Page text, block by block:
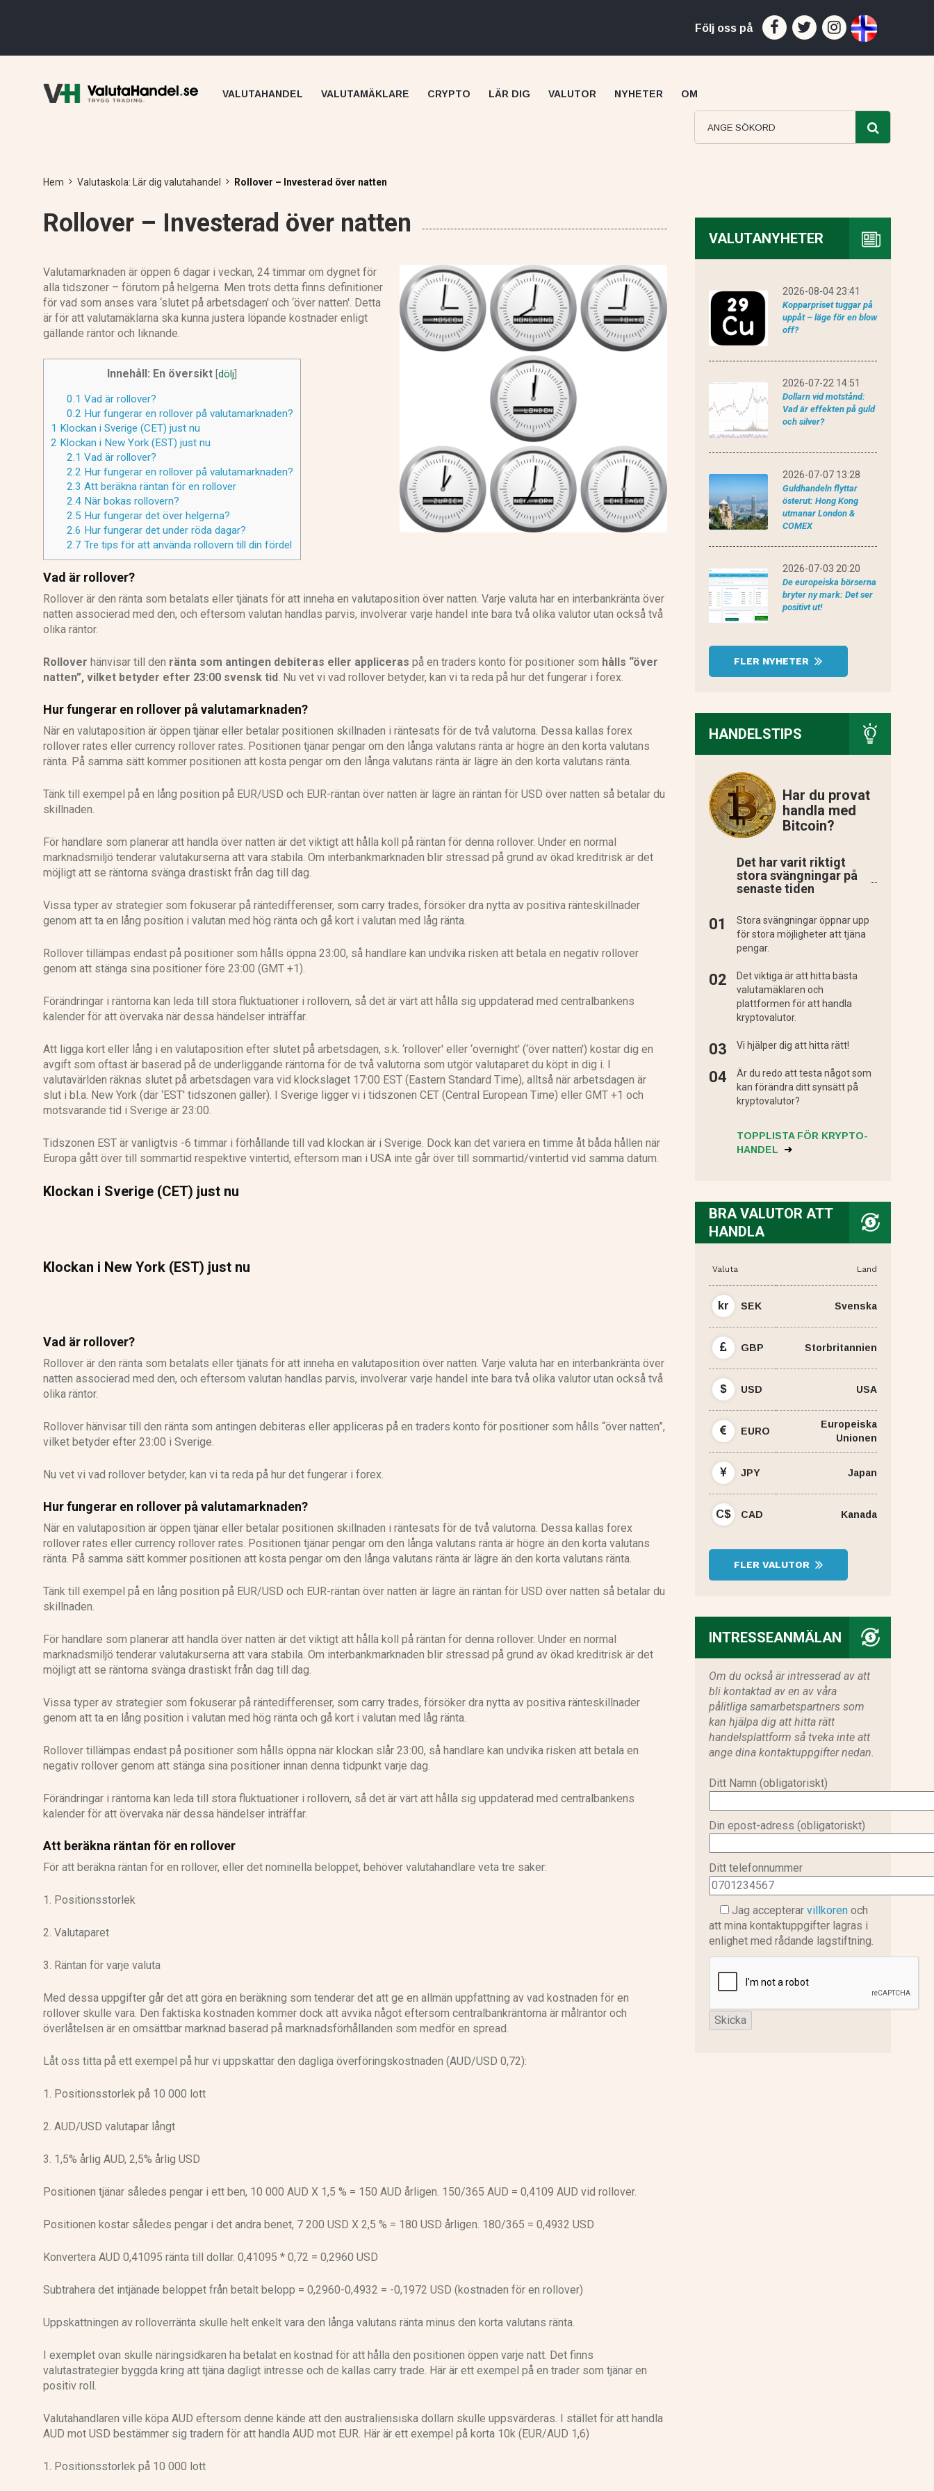
Följ oss på
VALUTAHANDEL VALUTAMÄKLARE
eToro recension CMC Markets recension
IG recension Plus 500 recension
CRYPTO LÄR DIG VALUTOR NYHETER OM
Hem Valutaskola: Lär dig valutahandel Rollover – Investerad över natten
Rollover – Investerad över natten
Valutamarknaden är öppen 6 dagar i veckan, 24 timmar om dygnet för
alla tidszoner – förutom på helgerna. Men trots detta finns definitioner
för vad som anses vara ‘slutet på arbetsdagen' och ‘över natten'. Detta
är för att valutamäklarna ska kunna justera löpande kostnader enligt
gällande räntor och liknande.
Innehåll: En översikt dölj
0.1 Vad är rollover?
0.2 Hur fungerar en rollover på valutamarknaden?
1 Klockan i Sverige (CET) just nu
2 Klockan i New York (EST) just nu
2.1 Vad är rollover?
2.2 Hur fungerar en rollover på valutamarknaden?
2.3 Att beräkna räntan för en rollover
2.4När bokas rollovern?
2.5 Hur fungerar det över helgerna?
2.6 Hur fungerar det under röda dagar?
2.7 Tre tips för att använda rollovern till din fördel
Vad är rollover?
Rollover är den ränta som betalats eller tjänats för att inneha en valutaposition över natten. Varje valuta har en interbankränta över
natten associerad med den, och eftersom valutan handlas parvis, involverar varje handel inte bara två olika valutor utan också två
olika räntor.
Rollover hänvisar till den ränta som antingen debiteras eller appliceras på en traders konto för positioner som hålls “över
natten”, vilket betyder efter 23:00 svensk tid. Nu vet vi vad rollover betyder, kan vi ta reda på hur det fungerar i forex.
Hur fungerar en rollover på valutamarknaden?
När en valutaposition är öppen tjänar eller betalar positionen skillnaden i räntesats för de två valutorna. Dessa kallas forex
rollover rates eller currency rollover rates. Positionen tjänar pengar om den långa valutans ränta är högre än den korta valutans
ränta. På samma sätt kommer positionen att kosta pengar om den långa valutans ränta är lägre än den korta valutans ränta.
Tänk till exempel på en lång position på EUR/USD och EUR-räntan över natten är lägre än räntan för USD över natten så betalar du
skillnaden.
För handlare som planerar att handla över natten är det viktigt att hålla koll på räntan för denna rollover. Under en normal
marknadsmiljö tenderar valutakurserna att vara stabila. Om interbankmarknaden blir stressad på grund av ökad kreditrisk är det
möjligt att se räntorna svänga drastiskt från dag till dag.
Vissa typer av strategier som fokuserar på räntedifferenser, som carry trades, försöker dra nytta av positiva ränteskillnader
genom att ta en lång position i valutan med hög ränta och gå kort i valutan med låg ränta.
Rollover tillämpas endast på positioner som hålls öppna 23:00, så handlare kan undvika risken att betala en negativ rollover
genom att stänga sina positioner före 23:00 (GMT +1).
Förändringar i räntorna kan leda till stora fluktuationer i rollovern, så det är värt att hålla sig uppdaterad med centralbankens
kalender för att övervaka när dessa händelser inträffar.
Att ligga kort eller lång i en valutaposition efter slutet på arbetsdagen, s.k. ‘rollover' eller ‘overnight' (‘över natten') kostar dig en
avgift som oftast är baserad på de underliggande räntorna för de två valutorna som utgör valutaparet du köpt in dig i. I
valutavärlden räknas slutet på arbetsdagen vara vid klockslaget 17:00 EST (Eastern Standard Time), alltså när arbetsdagen är
slut i bl.a. New York (där ‘EST' tidszonen gäller). I Sverige ligger vi i tidszonen CET (Central European Time) eller GMT +1 och
motsvarande tid i Sverige är 23:00.
Tidszonen EST är vanligtvis -6 timmar i förhållande till vad klockan är i Sverige. Dock kan det variera en timme åt båda hållen när
Europa gått över till sommartid respektive vintertid, eftersom man i USA inte går över till sommartid/vintertid vid samma datum.
Klockan i Sverige (CET) just nu
Klockan i New York (EST) just nu
Vad är rollover?
Rollover är den ränta som betalats eller tjänats för att inneha en valutaposition över natten. Varje valuta har en interbankränta över
natten associerad med den, och eftersom valutan handlas parvis, involverar varje handel inte bara två olika valutor utan också två
olika räntor.
Rollover hänvisar till den ränta som antingen debiteras eller appliceras på en traders konto för positioner som hålls “över natten”,
vilket betyder efter 23:00 i Sverige.
Nu vet vi vad rollover betyder, kan vi ta reda på hur det fungerar i forex.
Hur fungerar en rollover på valutamarknaden?
När en valutaposition är öppen tjänar eller betalar positionen skillnaden i räntesats för de två valutorna. Dessa kallas forex
rollover rates eller currency rollover rates. Positionen tjänar pengar om den långa valutans ränta är högre än den korta valutans
ränta. På samma sätt kommer positionen att kosta pengar om den långa valutans ränta är lägre än den korta valutans ränta.
Tänk till exempel på en lång position på EUR/USD och EUR-räntan över natten är lägre än räntan för USD över natten så betalar du
skillnaden.
För handlare som planerar att handla över natten är det viktigt att hålla koll på räntan för denna rollover. Under en normal
marknadsmiljö tenderar valutakurserna att vara stabila. Om interbankmarknaden blir stressad på grund av ökad kreditrisk är det
möjligt att se räntorna svänga drastiskt från dag till dag.
Vissa typer av strategier som fokuserar på räntedifferenser, som carry trades, försöker dra nytta av positiva ränteskillnader
genom att ta en lång position i valutan med hög ränta och gå kort i valutan med låg ränta.
Rollover tillämpas endast på positioner som hålls öppna när klockan slår 23:00, så handlare kan undvika risken att betala en
negativ rollover genom att stänga sina positioner innan denna tidpunkt varje dag.
Förändringar i räntorna kan leda till stora fluktuationer i rollovern, så det är värt att hålla sig uppdaterad med centralbankens
kalender för att övervaka när dessa händelser inträffar.
Att beräkna räntan för en rollover
För att beräkna räntan för en rollover, eller det nominella beloppet, behöver valutahandlare veta tre saker:
1. Positionsstorlek
2. Valutaparet
3. Räntan för varje valuta
Med dessa uppgifter går det att göra en beräkning som tenderar det att ge en allmän uppfattning av vad kostnaden för en
rollover skulle vara. Den faktiska kostnaden kommer dock att avvika något eftersom centralbankräntorna är målräntor och
överlåtelsen är en omsättbar marknad baserad på marknadsförhållanden som medför en spread.
Låt oss titta på ett exempel på hur vi uppskattar den dagliga överföringskostnaden (AUD/USD 0,72):
1. Positionsstorlek på 10 000 lott
2. AUD/USD valutapar långt
3. 1,5% årlig AUD, 2,5% årlig USD
Positionen tjänar således pengar i ett ben, 10 000 AUD X 1,5 % = 150 AUD årligen. 150/365 AUD = 0,4109 AUD vid rollover.
Positionen kostar således pengar i det andra benet, 7 200 USD X 2,5 % = 180 USD årligen. 180/365 = 0,4932 USD
Konvertera AUD 0,41095 ränta till dollar. 0,41095 * 0,72 = 0,2960 USD
Subtrahera det intjänade beloppet från betalt belopp = 0,2960-0,4932 = -0,1972 USD (kostnaden för en rollover)
Uppskattningen av rolloverränta skulle helt enkelt vara den långa valutans ränta minus den korta valutans ränta.
I exemplet ovan skulle näringsidkaren ha betalat en kostnad för att hålla den positionen öppen varje natt. Det finns
valutastrategier byggda kring att tjäna dagligt intresse och de kallas carry trade. Här är ett exempel på en trader som tjänar en
positiv roll.
Valutahandlaren ville köpa AUD eftersom denne kände att den australiensiska dollarn skulle uppsvärderas. I stället för att handla
AUD mot USD bestämmer sig tradern för att handla AUD mot EUR. Här är ett exempel på korta 10k (EUR/AUD 1,6)
1. Positionsstorlek på 10 000 lott
VALUTANYHETER
2026-08-04 23:41
Kopparpriset tuggar på
uppåt – läge för en blow
off?
2026-07-22 14:51
Dollarn vid motstånd:
Vad är effekten på guld
och silver?
2026-07-07 13:28
Guldhandeln flyttar
österut: Hong Kong
utmanar London &
COMEX
2026-07-03 20:20
De europeiska börserna
bryter ny mark: Det ser
positivt ut!
FLER NYHETER
HANDELSTIPS
Har du provat
handla med
Bitcoin?
Det har varit riktigt
stora svängningar på
senaste tiden
Stora svängningar öppnar upp
för stora möjligheter att tjäna
pengar.
Det viktiga är att hitta bästa
valutamäklaren och
plattformen för att handla
kryptovalutor.
Vi hjälper dig att hitta rätt!
Är du redo att testa något som
kan förändra ditt synsätt på
kryptovalutor?
TOPPLISTA FÖR KRYPTO-
HANDEL
BRA VALUTOR ATT
HANDLA
Valuta Land
kr SEK Svenska
GBP Storbritannien
$ USD USA
EURO
Europeiska
Unionen
JPY Japan
C$ CAD Kanada
FLER VALUTOR
INTRESSEANMÄLAN
Om du också är intresserad av att
bli kontaktad av en av våra
pålitliga samarbetspartners som
kan hjälpa dig att hitta rätt
handelsplattform så tveka inte att
ange dina kontaktuppgifter nedan.
Ditt Namn (obligatoriskt)
Din epost-adress (obligatoriskt)
Ditt telefonnummer
Jag accepterar villkorenoch
att mina kontaktuppgifter lagras i
enlighet med rådande lagstiftning.